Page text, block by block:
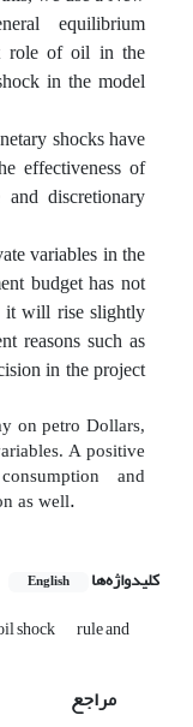
equilibrium
role of oil in the
in the model
shocks have
effectiveness of
discretionary
variables in the
budget has not
it will rise slightly
reasons such as
in the project
on petro Dollars,
A positive
and
as well.
کلیدواژه‌ها English
shock rule and
مراجع